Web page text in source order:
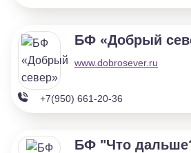
БФ «Добрый
www.dobrosever.ru
+7(950) 661-20-36
БФ "Что